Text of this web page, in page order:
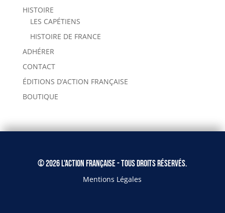
HISTOIRE
LES CAPÉTIENS
HISTOIRE DE FRANCE
ADHÉRER
CONTACT
ÉDITIONS D’ACTION FRANÇAISE
BOUTIQUE
© 2026 L'Action Française - Tous droits réservés.
Mentions Légales